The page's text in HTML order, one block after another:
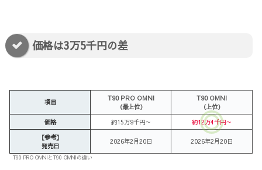
価格は3万5千円の差
項目
T90 PRO OMNI
（最上位）
T90 OMNI
（上位）
価格
約15万9千円～
約12万4千円～
【参考】
発売日
2026年2月20日 2026年2月20日
T90 PRO OMNIとT90 OMNIの違い